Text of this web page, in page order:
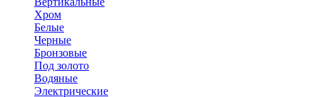
Хром
Белые
Черные
Бронзовые
Под золото
Водяные
Электрические